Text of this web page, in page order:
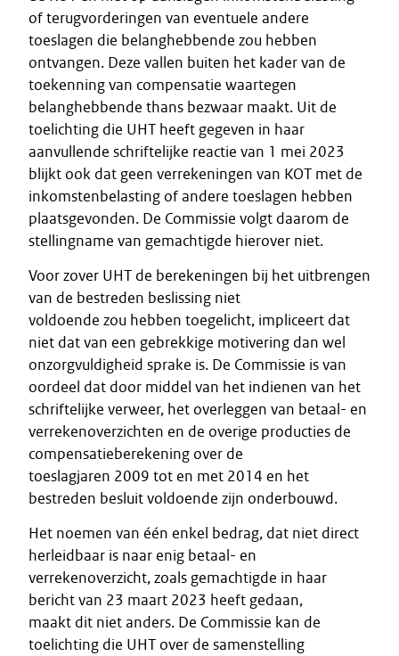
of terugvorderingen van eventuele andere
toeslagen die belanghebbende zou hebben
ontvangen. Deze vallen buiten het kader van de
toekenning van compensatie waartegen
belanghebbende thans bezwaar maakt. Uit de
toelichting die UHT heeft gegeven in haar
aanvullende schriftelijke reactie van 1 mei 2023
blijkt ook dat geen verrekeningen van KOT met de
inkomstenbelasting of andere toeslagen hebben
plaatsgevonden. De Commissie volgt daarom de
stellingname van gemachtigde hierover niet.
Voor zover UHT de berekeningen bij het uitbrengen
van de bestreden beslissing niet
voldoende zou hebben toegelicht, impliceert dat
niet dat van een gebrekkige motivering dan wel
onzorgvuldigheid sprake is. De Commissie is van
oordeel dat door middel van het indienen van het
schriftelijke verweer, het overleggen van betaal- en
verrekenoverzichten en de overige producties de
compensatieberekening over de
toeslagjaren 2009 tot en met 2014 en het
bestreden besluit voldoende zijn onderbouwd.
Het noemen van één enkel bedrag, dat niet direct
herleidbaar is naar enig betaal- en
verrekenoverzicht, zoals gemachtigde in haar
bericht van 23 maart 2023 heeft gedaan,
maakt dit niet anders. De Commissie kan de
toelichting die UHT over de samenstelling